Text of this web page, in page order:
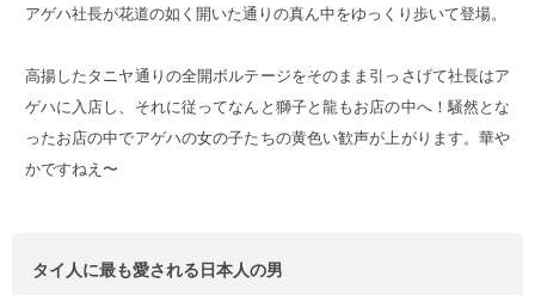
アゲハ社長が花道の如く開いた通りの真ん中をゆっくり歩いて登場。
高揚したタニヤ通りの全開ボルテージをそのまま引っさげて社長はア
ゲハに入店し、それに従ってなんと獅子と龍もお店の中へ！騒然とな
ったお店の中でアゲハの女の子たちの黄色い歓声が上がります。華や
かですねえ〜
タイ人に最も愛される日本人の男